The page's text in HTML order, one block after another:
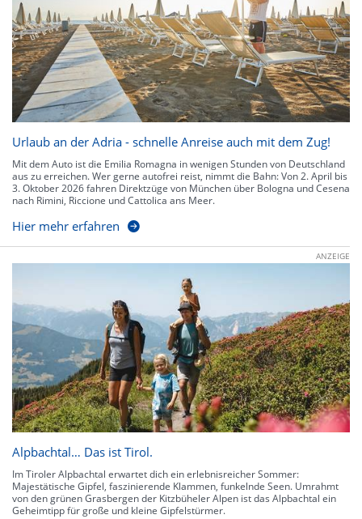
Urlaub an der Adria - schnelle Anreise auch mit dem Zug!
Mit dem Auto ist die Emilia Romagna in wenigen Stunden von Deutschland
aus zu erreichen. Wer gerne autofrei reist, nimmt die Bahn: Von 2. April bis
3. Oktober 2026 fahren Direktzüge von München über Bologna und Cesena
nach Rimini, Riccione und Cattolica ans Meer.
Hier mehr erfahren
ANZEIGE
Alpbachtal… Das ist Tirol.
Im Tiroler Alpbachtal erwartet dich ein erlebnisreicher Sommer:
Majestätische Gipfel, faszinierende Klammen, funkelnde Seen. Umrahmt
von den grünen Grasbergen der Kitzbüheler Alpen ist das Alpbachtal ein
Geheimtipp für große und kleine Gipfelstürmer.